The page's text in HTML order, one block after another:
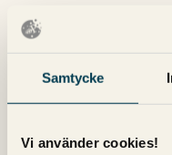
Samtycke
Vi använder cookies!
Om några parametrar
det orsakar problem
självhänvisande
att sidan utan
med exempelvis UTM-